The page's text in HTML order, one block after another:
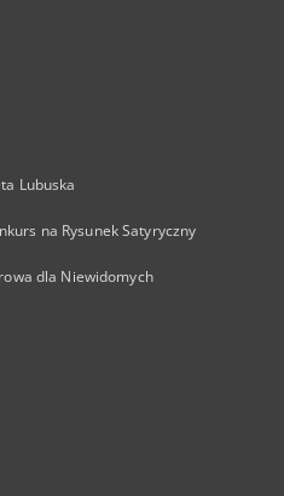
Lubuska
na Rysunek Satyryczny
dla Niewidomych